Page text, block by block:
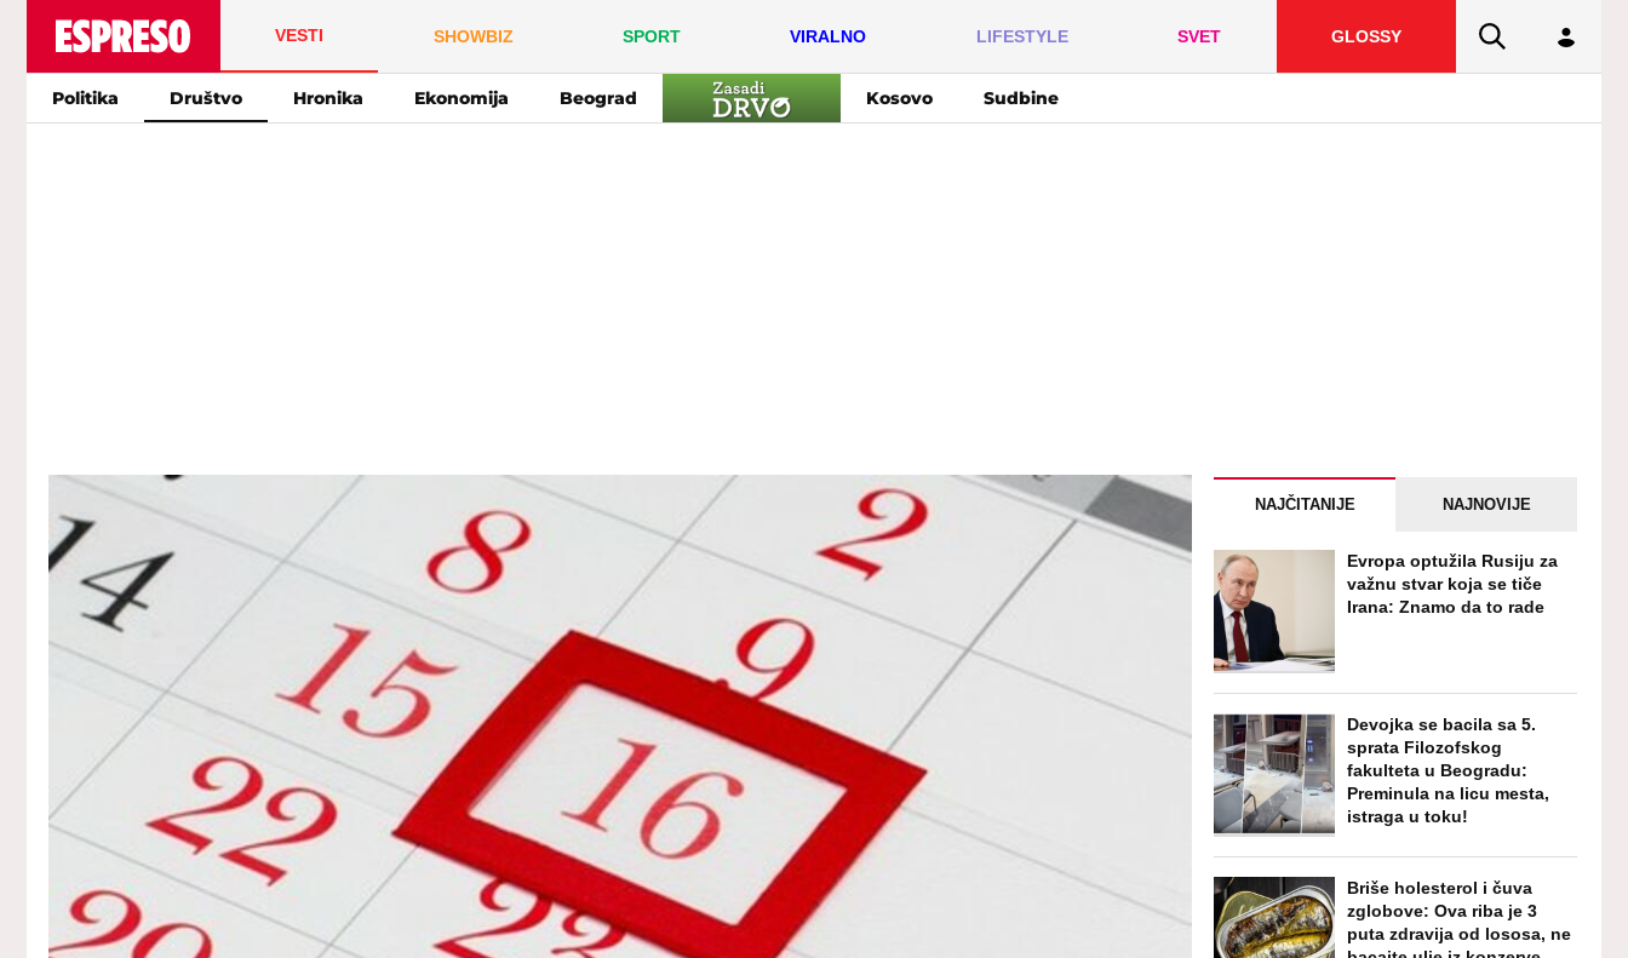
VESTI SHOWBIZ SPORT VIRALNO LIFESTYLE SVET GLOSSY
Politika Društvo Hronika Ekonomija Beograd Kosovo Sudbine
NAJČITANIJE NAJNOVIJE
Evropa optužila Rusiju za
važnu stvar koja se tiče
Irana: Znamo da to rade
Devojka se bacila sa 5.
sprata Filozofskog
fakulteta u Beogradu:
Preminula na licu mesta,
istraga u toku!
Briše holesterol i čuva
zglobove: Ova riba je 3
puta zdravija od lososa, ne